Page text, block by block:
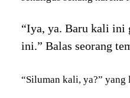
“Iya, ya. Baru kali ini
ini.” Balas seorang
“Siluman kali, ya?” yang